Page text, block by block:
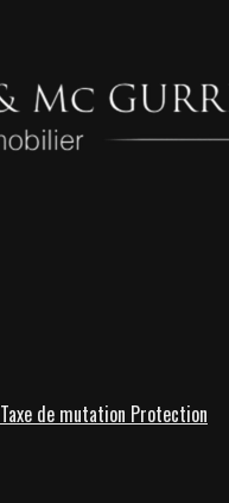
Taxe de mutation Protection